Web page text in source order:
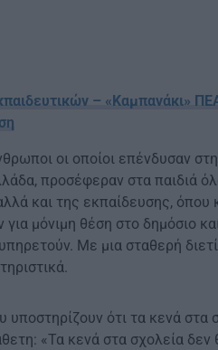
– «Καμπανάκι»
οι οποίοι επένδυσαν
προσέφεραν στα παιδιά
και της εκπαίδευσης, όπου
για μόνιμη θέση στο δημόσιο
Με μια σταθερή
ότι τα κενά στα
«Τα κενά στα σχολεία δεν